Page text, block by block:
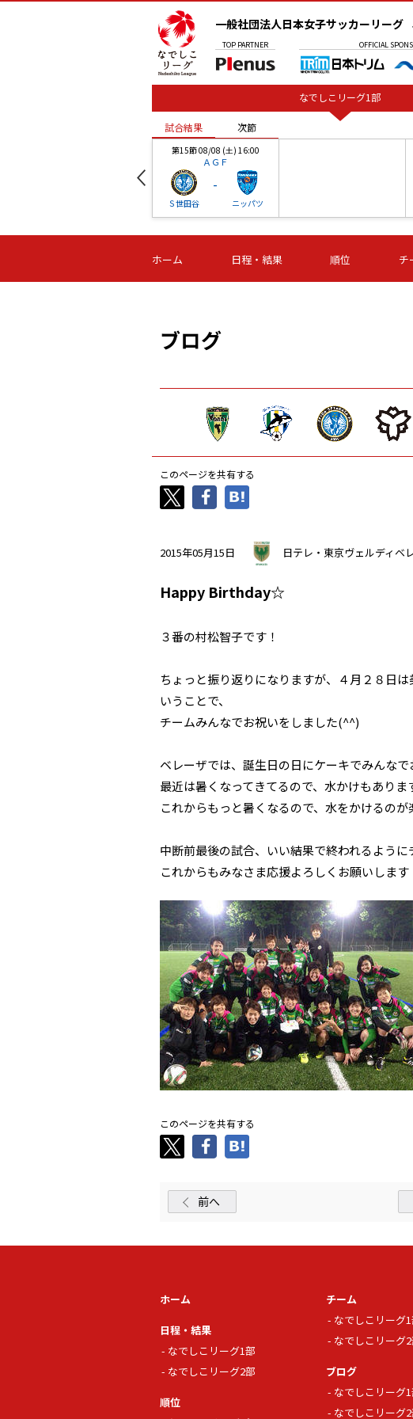
一般社団法人日本女子サッカーリーグ
TOP PARTNER OFFICIAL
なでしこリーグ1部
試合結果 次節
第15節 08/08 (土) 16:00
ＡＧＦ
Ｓ世田谷
-
ニッパツ
-
第16節 09/05 (土) 15:00
ニッパツ
-
第16節 09/05 (土) 15:00
石人の星
-
試合結果 次節
ホーム 日程・結果 順位 チ
ブログ
このページを共有する
2015年05月15日 日テレ・東京ヴェルディベ
Happy Birthday☆
３番の村松智子です！
ちょっと振り返りになりますが、４月２８日
いうことで、
チームみんなでお祝いをしました(^^)
ベレーザでは、誕生日の日にケーキでみんなで
最近は暑くなってきてるので、水かけもありま
これからもっと暑くなるので、水をかけるのが
中断前最後の試合、いい結果で終われるように
これからもみなさま応援よろしくお願いします
このページを共有する
前へ
ホーム
日程・結果
なでしこリーグ1部
なでしこリーグ2部
順位
チーム
なでしこリーグ
なでしこリーグ
ブログ
なでしこリーグ
なでしこリーグ